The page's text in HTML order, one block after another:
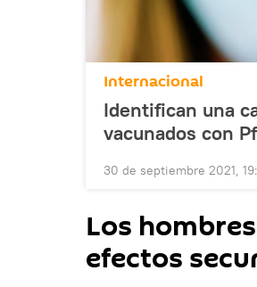
Internacional
Identifican una
vacunados con
30 de septiembre 2021,
Los
efectos